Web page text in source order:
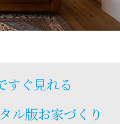
すぐ見れる
ル版お家づくり